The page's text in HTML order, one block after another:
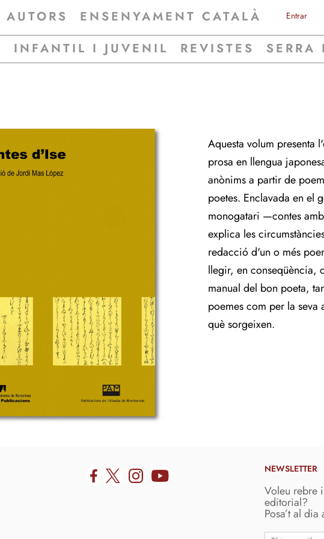
AUTORS ENSENYAMENT CATALÀ Entrar
INFANTIL I JUVENIL REVISTES SERRA
Aquesta volum presenta
prosa en llengua
anònims a partir de
poetes. Enclavada en el
monogatari —contes
explica les
redacció d'un o més
llegir, en conseqüència,
manual del bon poeta,
poemes com per la seva
què sorgeixen.
NEWSLETTER
Voleu rebre
editorial?
Posa’t al